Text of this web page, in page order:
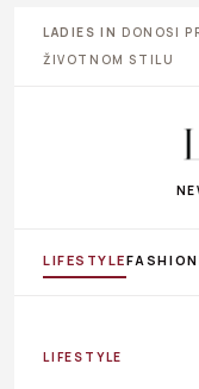
LADIES IN DONOSI
ŽIVOTNOM STILU
LIFESTYLEFASHION
LIFESTYLE